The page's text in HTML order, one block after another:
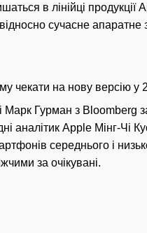
в лінійці продукції
сучасне апаратне
чекати на нову версію у
Марк Гурман з
аналітик Apple Мінг-Чі
середнього і
за очікувані.